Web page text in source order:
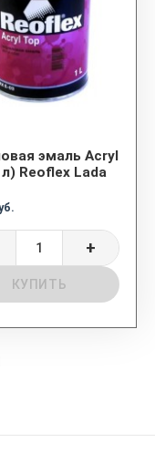
эмаль Acryl
Reoflex Lada
+
КУПИТЬ